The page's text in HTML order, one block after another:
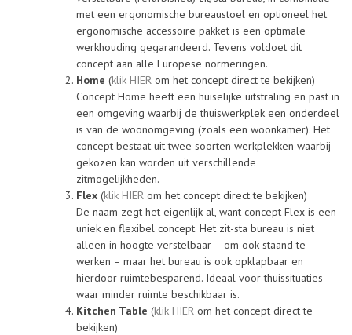
met een ergonomische bureaustoel en optioneel het
ergonomische accessoire pakket is een optimale
werkhouding gegarandeerd. Tevens voldoet dit
concept aan alle Europese normeringen.
Home (klik HIER om het concept direct te bekijken)
Concept Home heeft een huiselijke uitstraling en past in
een omgeving waarbij de thuiswerkplek een onderdeel
is van de woonomgeving (zoals een woonkamer). Het
concept bestaat uit twee soorten werkplekken waarbij
gekozen kan worden uit verschillende
zitmogelijkheden.
Flex (klik HIER om het concept direct te bekijken)
De naam zegt het eigenlijk al, want concept Flex is een
uniek en flexibel concept. Het zit-sta bureau is niet
alleen in hoogte verstelbaar – om ook staand te
werken – maar het bureau is ook opklapbaar en
hierdoor ruimtebesparend. Ideaal voor thuissituaties
waar minder ruimte beschikbaar is.
Kitchen Table (klik HIER om het concept direct te
bekijken)